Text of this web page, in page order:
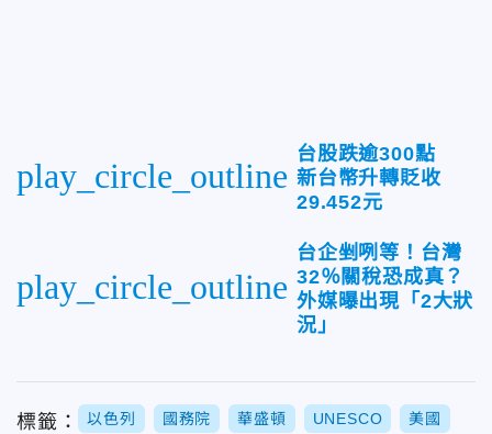
play_circle_outline
台股跌逾300點
新台幣升轉貶收
29.452元
play_circle_outline
台企剉咧等！台灣
32％關稅恐成真？
外媒曝出現「2大狀
況」
標籤： 以色列 國務院 華盛頓 UNESCO 美國